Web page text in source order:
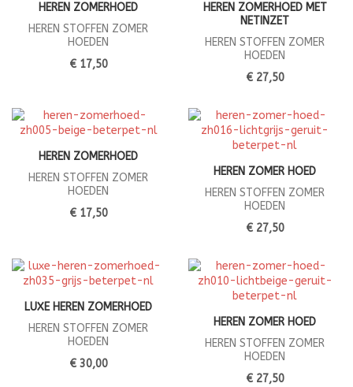
HEREN ZOMERHOED
HEREN STOFFEN ZOMER
HOEDEN
€ 17,50
HEREN ZOMERHOED MET
NETINZET
HEREN STOFFEN ZOMER
HOEDEN
€ 27,50
HEREN ZOMERHOED
HEREN STOFFEN ZOMER
HOEDEN
€ 17,50
HEREN ZOMER HOED
HEREN STOFFEN ZOMER
HOEDEN
€ 27,50
LUXE HEREN ZOMERHOED
HEREN STOFFEN ZOMER
HOEDEN
€ 30,00
HEREN ZOMER HOED
HEREN STOFFEN ZOMER
HOEDEN
€ 27,50